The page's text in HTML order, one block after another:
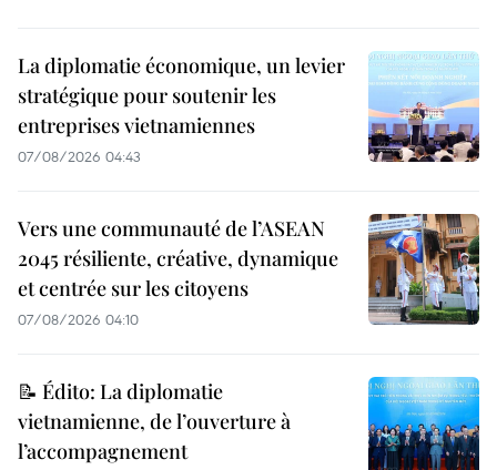
La diplomatie économique, un levier
stratégique pour soutenir les
entreprises vietnamiennes
07/08/2026 04:43
Vers une communauté de l’ASEAN
2045 résiliente, créative, dynamique
et centrée sur les citoyens
07/08/2026 04:10
📝 Édito: La diplomatie
vietnamienne, de l’ouverture à
l’accompagnement